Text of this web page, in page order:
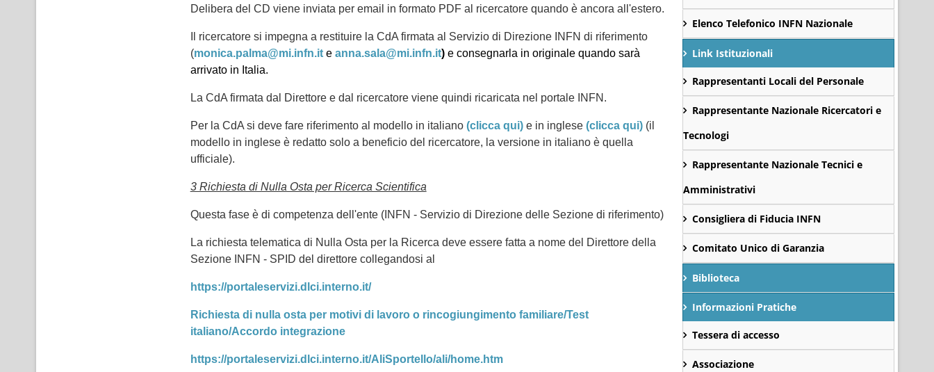
Delibera del CD viene inviata per email in formato PDF al ricercatore quando è ancora all'estero.
Il ricercatore si impegna a restituire la CdA firmata al Servizio di Direzione INFN di riferimento
(monica.palma@mi.infn.ite anna.sala@mi.infn.it) e consegnarla in originale quando sarà
arrivato in Italia.
La CdA firmata dal Direttore e dal ricercatore viene quindi ricaricata nel portale INFN.
Per la CdA si deve fare riferimento al modello in italiano (clicca qui) e in inglese(clicca qui)(il
modello in inglese è redatto solo a beneficio del ricercatore, la versione in italiano è quella
ufficiale).
3 Richiesta di Nulla Osta per Ricerca Scientifica
Questa fase è di competenza dell'ente (INFN - Servizio di Direzione delle Sezione di riferimento)
La richiesta telematica di Nulla Osta per la Ricerca deve essere fatta a nome del Direttore della
Sezione INFN - SPID del direttore collegandosi al
https://portaleservizi.dlci.interno.it/
Richiesta di nulla osta per motivi di lavoro o rincogiungimento familiare/Test
italiano/Accordo integrazione
https://portaleservizi.dlci.interno.it/AliSportello/ali/home.htm
Elenco Telefonico INFN Nazionale
Link Istituzionali
Rappresentanti Locali del Personale
Rappresentante Nazionale Ricercatori e
Tecnologi
Rappresentante Nazionale Tecnici e
Amministrativi
Consigliera di Fiducia INFN
Comitato Unico di Garanzia
Biblioteca
Informazioni Pratiche
Tessera di accesso
Associazione